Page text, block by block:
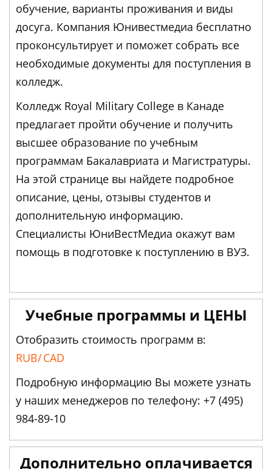
обучение, варианты проживания и виды
досуга. Компания Юнивестмедиа бесплатно
проконсультирует и поможет собрать все
необходимые документы для поступления в
колледж.
Колледж Royal Military College в Канаде
предлагает пройти обучение и получить
высшее образование по учебным
программам Бакалавриата и Магистратуры.
На этой странице вы найдете подробное
описание, цены, отзывы студентов и
дополнительную информацию.
Специалисты ЮниВестМедиа окажут вам
помощь в подготовке к поступлению в ВУЗ.
Учебные программы и ЦЕНЫ
Отобразить стоимость программ в:
RUB/CAD
Подробную информацию Вы можете узнать
у наших менеджеров по телефону: +7 (495)
984-89-10
Дополнительно оплачивается